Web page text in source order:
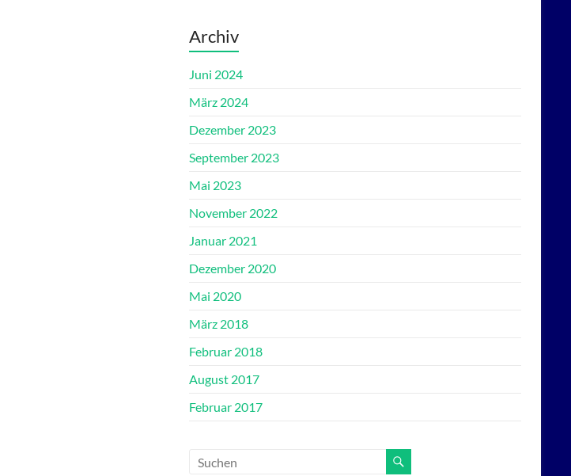
Archiv
Juni 2024
März 2024
Dezember 2023
September 2023
Mai 2023
November 2022
Januar 2021
Dezember 2020
Mai 2020
März 2018
Februar 2018
August 2017
Februar 2017